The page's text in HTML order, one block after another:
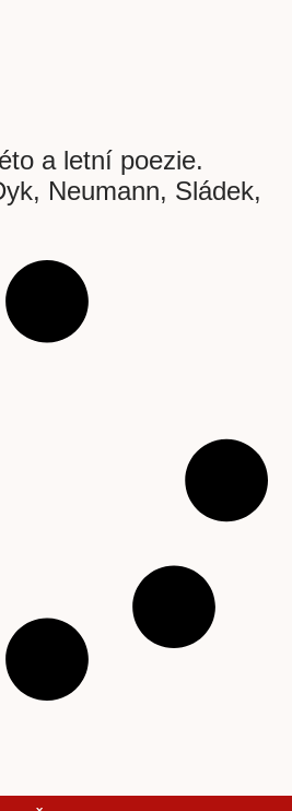
a letní poezie.
Neumann, Sládek,